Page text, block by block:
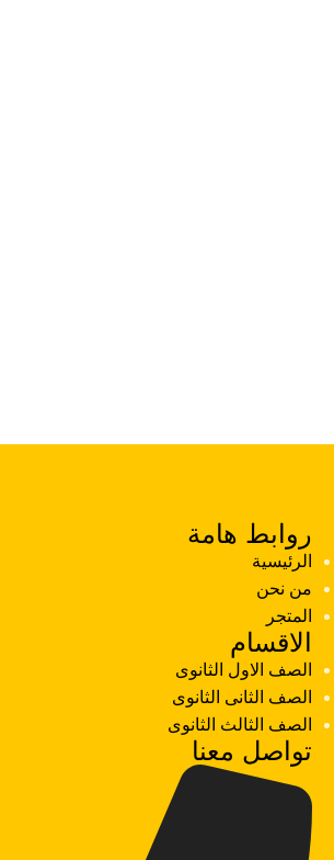
روابط هامة
الرئيسية
من نحن
المتجر
الاقسام
الصف الاول الثانوى
الصف الثانى الثانوى
الصف الثالث الثانوى
تواصل معنا